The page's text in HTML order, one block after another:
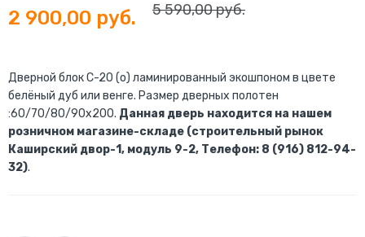
2 900,00 руб. 5 590,00 руб.
Дверной блок С-20 (о) ламинированный экошпоном в цвете
белёный дуб или венге. Размер дверных полотен
:60/70/80/90х200. Данная дверь находится на нашем
розничном магазине-складе (строительный рынок
Каширский двор-1, модуль 9-2, Телефон: 8 (916) 812-94-
32).